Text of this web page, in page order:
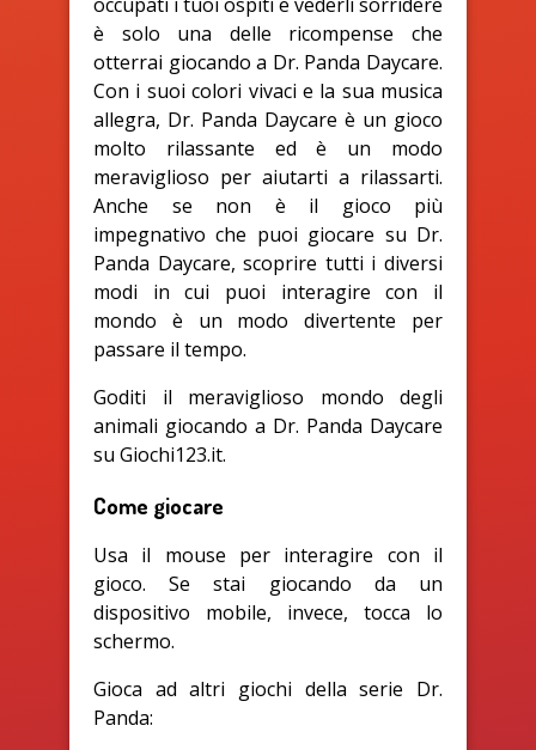
è solo una delle ricompense che
otterrai giocando a Dr. Panda Daycare.
Con i suoi colori vivaci e la sua musica
allegra, Dr. Panda Daycare è un gioco
molto rilassante ed è un modo
meraviglioso per aiutarti a rilassarti.
Anche se non è il gioco più
impegnativo che puoi giocare su Dr.
Panda Daycare, scoprire tutti i diversi
modi in cui puoi interagire con il
mondo è un modo divertente per
passare il tempo.
Goditi il meraviglioso mondo degli
animali giocando a Dr. Panda Daycare
su Giochi123.it.
Come giocare
Usa il mouse per interagire con il
gioco. Se stai giocando da un
dispositivo mobile, invece, tocca lo
schermo.
Gioca ad altri giochi della serie Dr.
Panda: